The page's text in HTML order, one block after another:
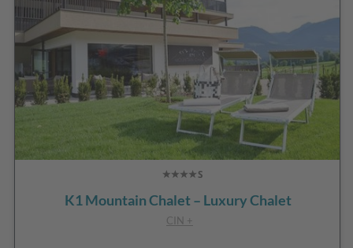
K1 Mountain Chalet – Luxury Chalet
CIN +